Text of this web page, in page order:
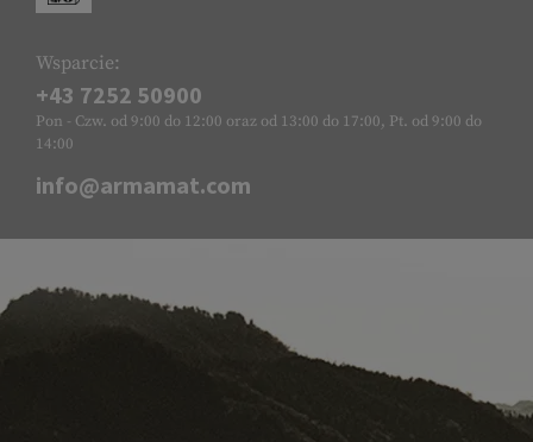
Wsparcie:
+43 7252 50900
Pon - Czw. od 9:00 do 12:00 oraz od 13:00 do 17:00, Pt. od 9:00 do
14:00
info@armamat.com